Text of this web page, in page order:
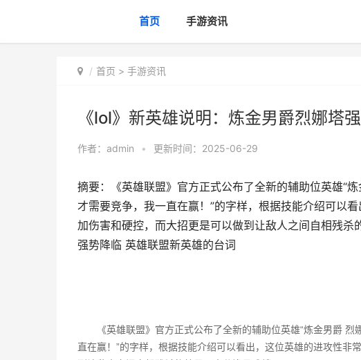
首页 手游资讯
首页 > 手游资讯
《lol》新英雄说明：炼金男爵烈娜塔
作者： admin • 更新时间：2025-06-29
摘要：《英雄联盟》官方正式公布了全新的辅助位英雄“
才需要竞争，我一直在赢！”的字样，根据技能介绍可以
加伤害和硬控，而大招更是可以做到让敌人之间自相残
强势降临 英雄联盟新英雄的台词
《英雄联盟》官方正式公布了全新的辅助位英雄“炼金男爵
直在赢！”的字样，根据技能介绍可以看出，这位英雄的进攻性